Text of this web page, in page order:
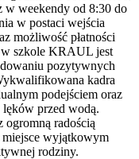
w weekendy od 8:30 do
w postaci wejścia
możliwość płatności
w szkole KRAUL jest
pozytywnych
kadra
podejściem oraz
lęków przed wodą.
ogromną radością
wyjątkowym
rodziny.